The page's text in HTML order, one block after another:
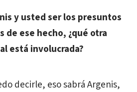
y usted ser los presuntos
de ese hecho, ¿qué otra
está involucrada?
decirle, eso sabrá Argenis,